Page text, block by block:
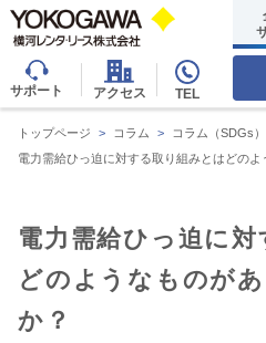
サポート アクセス TEL
トップページ > コラム > コラム（SDGs）
電力需給ひっ迫に対する取り組みとはどのよ
電力需給ひっ迫に
どのようなものが
か？